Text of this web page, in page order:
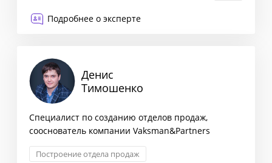
Подробнее о эксперте
Денис
Тимошенко
Специалист по созданию отделов продаж,
сооснователь компании Vaksman&Partners
Построение отдела продаж